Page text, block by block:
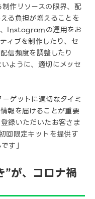
作リソースの限界、配
る負担が増えることを
、Instagramの運用をお
ィブを制作したり、セ
信頻度を調整したり
ように、適切にメッセ
ゲットに適切なタイミ
報を届けることが重要
録いただいたお客さま
回限定キットを提供す
す」
”が、コロナ禍